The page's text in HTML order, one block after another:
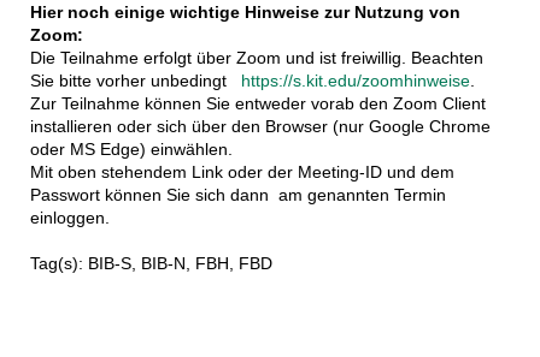
Hier noch einige wichtige Hinweise zur Nutzung von
Zoom:
Die Teilnahme erfolgt über Zoom und ist freiwillig. Beachten
Sie bitte vorher unbedingt https://s.kit.edu/zoomhinweise.
Zur Teilnahme können Sie entweder vorab den Zoom Client
installieren oder sich über den Browser (nur Google Chrome
oder MS Edge) einwählen.
Mit oben stehendem Link oder der Meeting-ID und dem
Passwort können Sie sich dann am genannten Termin
einloggen.
Tag(s): BIB-S, BIB-N, FBH, FBD